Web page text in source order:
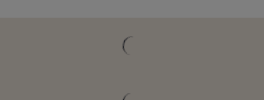
Vous pourriez être intéressé